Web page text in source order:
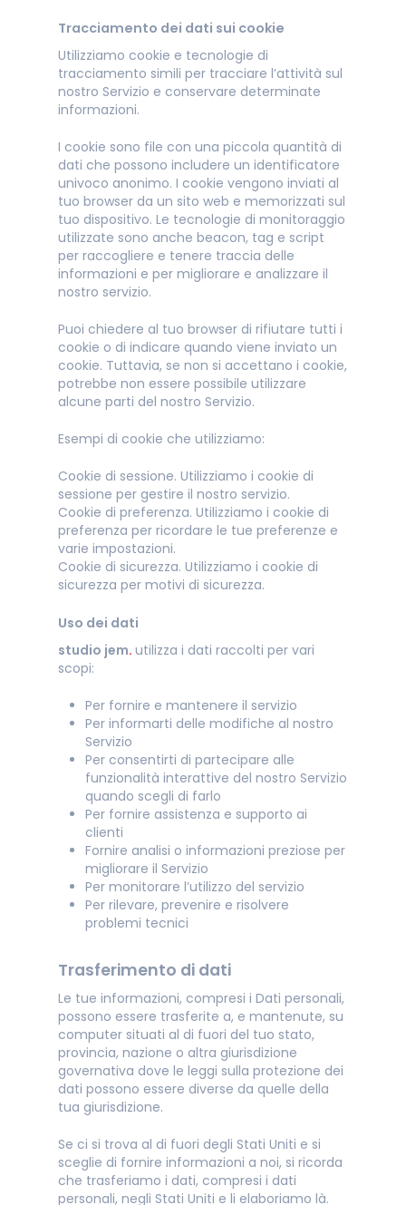
Tracciamento dei dati sui cookie
Utilizziamo cookie e tecnologie di
tracciamento simili per tracciare l’attività sul
nostro Servizio e conservare determinate
informazioni.
I cookie sono file con una piccola quantità di
dati che possono includere un identificatore
univoco anonimo. I cookie vengono inviati al
tuo browser da un sito web e memorizzati sul
tuo dispositivo. Le tecnologie di monitoraggio
utilizzate sono anche beacon, tag e script
per raccogliere e tenere traccia delle
informazioni e per migliorare e analizzare il
nostro servizio.
Puoi chiedere al tuo browser di rifiutare tutti i
cookie o di indicare quando viene inviato un
cookie. Tuttavia, se non si accettano i cookie,
potrebbe non essere possibile utilizzare
alcune parti del nostro Servizio.
Esempi di cookie che utilizziamo:
Cookie di sessione. Utilizziamo i cookie di
sessione per gestire il nostro servizio.
Cookie di preferenza. Utilizziamo i cookie di
preferenza per ricordare le tue preferenze e
varie impostazioni.
Cookie di sicurezza. Utilizziamo i cookie di
sicurezza per motivi di sicurezza.
Uso dei dati
studio jem.utilizza i dati raccolti per vari
scopi:
Per fornire e mantenere il servizio
Per informarti delle modifiche al nostro
Servizio
Per consentirti di partecipare alle
funzionalità interattive del nostro Servizio
quando scegli di farlo
Per fornire assistenza e supporto ai
clienti
Fornire analisi o informazioni preziose per
migliorare il Servizio
Per monitorare l’utilizzo del servizio
Per rilevare, prevenire e risolvere
problemi tecnici
Trasferimento di dati
Le tue informazioni, compresi i Dati personali,
possono essere trasferite a, e mantenute, su
computer situati al di fuori del tuo stato,
provincia, nazione o altra giurisdizione
governativa dove le leggi sulla protezione dei
dati possono essere diverse da quelle della
tua giurisdizione.
Se ci si trova al di fuori degli Stati Uniti e si
sceglie di fornire informazioni a noi, si ricorda
che trasferiamo i dati, compresi i dati
personali, negli Stati Uniti e li elaboriamo là.